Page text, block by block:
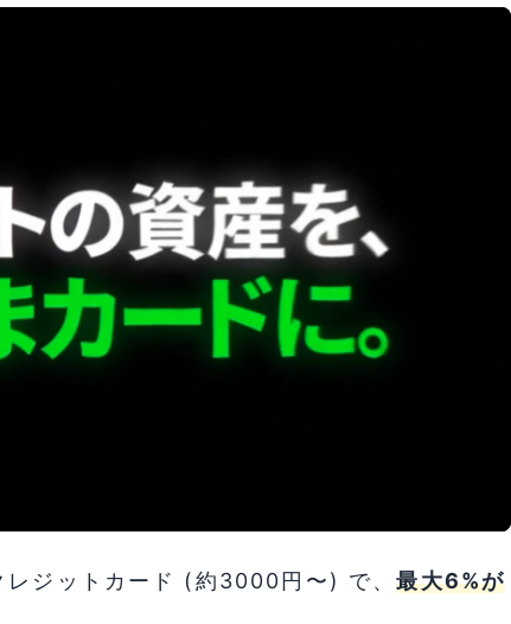
レジットカード (約3000円〜) で、最大6%が